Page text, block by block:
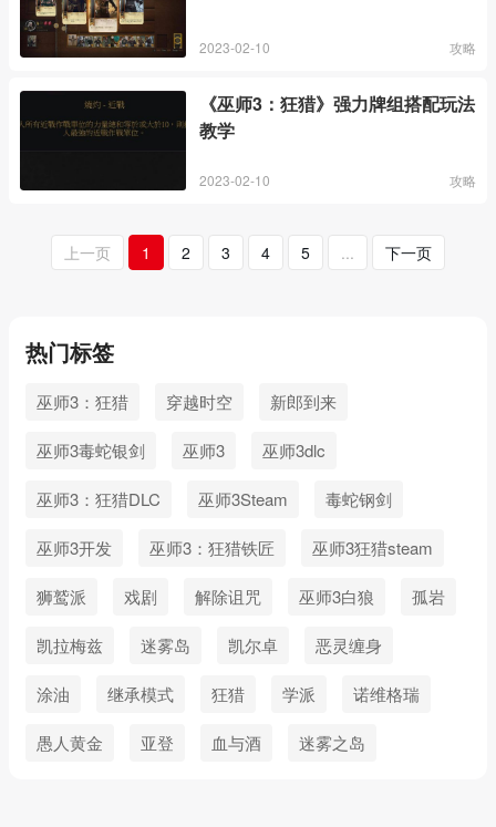
2023-02-10 攻略
《巫师3：狂猎》强力牌组搭配玩法
教学
2023-02-10 攻略
上一页 1 2 3 4 5 ... 下一页
热门标签
巫师3：狂猎 穿越时空 新郎到来
巫师3毒蛇银剑 巫师3 巫师3dlc
巫师3：狂猎DLC 巫师3Steam 毒蛇钢剑
巫师3开发 巫师3：狂猎铁匠 巫师3狂猎steam
狮鹫派 戏剧 解除诅咒 巫师3白狼 孤岩
凯拉梅兹 迷雾岛 凯尔卓 恶灵缠身
涂油 继承模式 狂猎 学派 诺维格瑞
愚人黄金 亚登 血与酒 迷雾之岛